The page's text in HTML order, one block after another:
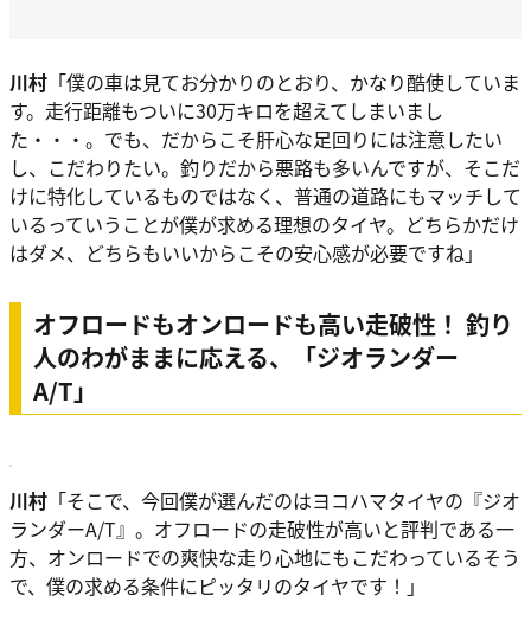
川村 「僕の車は見てお分かりのとおり、かなり酷使していま
す。走行距離もついに30万キロを超えてしまいまし
た・・・。でも、 だからこそ肝心な足回りには注意したい
し、こだわりたい。 釣りだから悪路も多いんですが、そこだ
けに特化しているものではなく、普通の道路にもマッチして
いるっていうことが僕が求める理想のタイヤ。 どちらかだけ
はダメ、どちらもいいからこその安心感が必要ですね」
オフロードもオンロードも高い走破性！ 釣り
人のわがままに応える、「ジオランダー
A/T」
川村 「そこで、今回僕が選んだのはヨコハマタイヤの『ジオ
ランダーA/T』。 オフロードの走破性が高いと評判である一
方、オンロードでの爽快な走り心地にもこだわっているそう
で、僕の求める条件にピッタリのタイヤです！」